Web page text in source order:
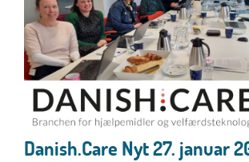
Danish.Care Nyt 27. januar